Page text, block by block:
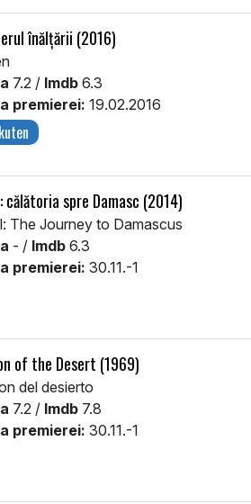
înălțării (2016)
7.2 / Imdb 6.3
premierei: 19.02.2016
călătoria spre Damasc (2014)
The Journey to Damascus
- / Imdb 6.3
premierei: 30.11.-1
of the Desert (1969)
del desierto
7.2 / Imdb 7.8
premierei: 30.11.-1